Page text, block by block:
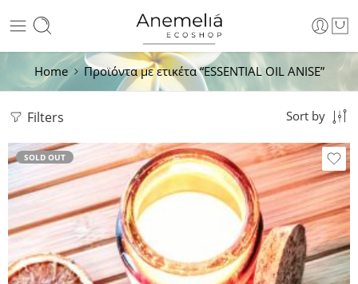
Home Προϊόντα με ετικέτα “ESSENTIAL OIL ANISE”
Filters Sort by
SOLD OUT